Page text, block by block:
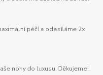
péčí a odesíláme 2x
nohy do luxusu. Děkujeme!